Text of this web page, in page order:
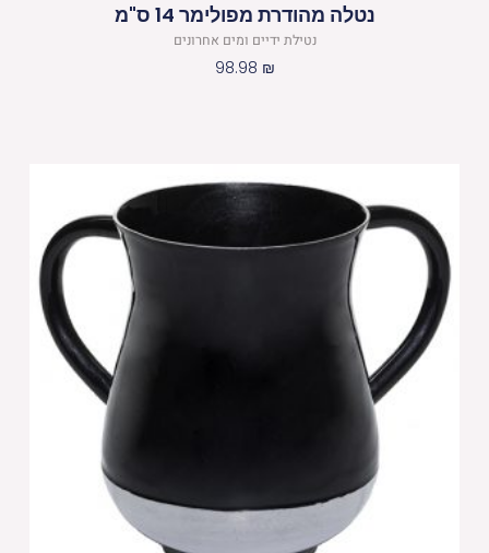
נטלה מהודרת מפולימר 14 ס"מ
נטילת ידיים ומים אחרונים
98.98 ₪